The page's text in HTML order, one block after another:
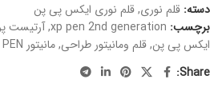
دسته: قلم نوری,قلم نوری ایکس پی پن
برچسب: xp pen 2nd generation
,آرتیست
ایکس پی پن,قلم ومانیتور طراحی,مانیتور XP PEN
Share: